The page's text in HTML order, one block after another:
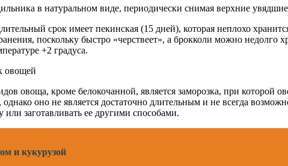
в натуральном виде, периодически снимая верхние увядшие
срок имеет пекинская (15 дней), которая неплохо
поскольку быстро «черствеет», а брокколи можно
+2 градуса.
овощей
овоща, кроме белокочанной, является заморозка, при которой
оно не является достаточно длительным и не всегда
заготавливать ее другими способами.
и кукурузой